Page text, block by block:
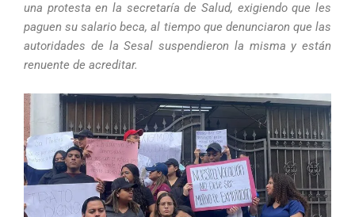
una protesta en la secretaría de Salud, exigiendo que les
paguen su salario beca, al tiempo que denunciaron que las
autoridades de la Sesal suspendieron la misma y están
renuente de acreditar.